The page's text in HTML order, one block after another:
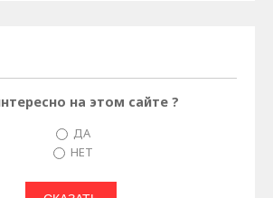
на этом сайте ?
ДА
НЕТ